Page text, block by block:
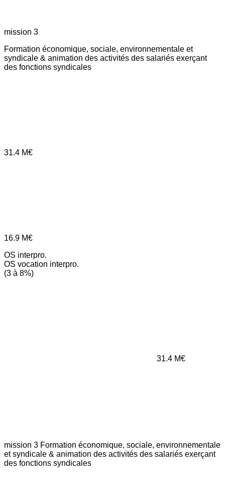
mission 3
Formation économique, sociale, environnementale et
syndicale & animation des activités des salariés exerçant
des fonctions syndicales
31.4 M€
16.9 M€
OS interpro.
OS vocation interpro.
(3 à 8%)
31.4 M€
mission 3 Formation économique, sociale, environnementale
et syndicale & animation des activités des salariés exerçant
des fonctions syndicales